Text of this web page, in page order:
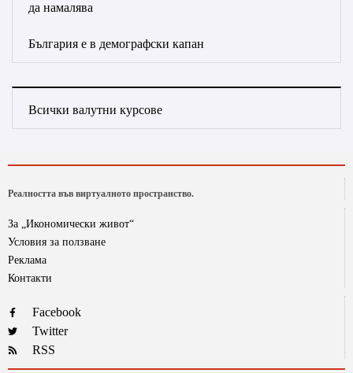
да намалява
България е в демографски капан
Всички валутни курсове
Реалността във виртуалното пространство.
За „Икономически живот“
Условия за ползване
Реклама
Контакти
Facebook
Twitter
RSS